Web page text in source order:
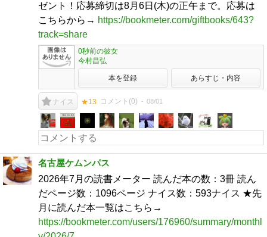
ゼント！応募締切は8月6日(木)の正午まで。応募は
こちらから→ https://bookmeter.com/giftbooks/643?
track=share
0秒前の彼女
今村昌弘
本を登録 あらすじ・内容
ナイス ★13 コメント(0) 08/01
名古屋ケムンパス
2026年7月の読書メーター 読んだ本の数：3冊 読ん
だページ数：1096ページ ナイス数：593ナイス ★先
月に読んだ本一覧はこちら→
https://bookmeter.com/users/176960/summary/monthl